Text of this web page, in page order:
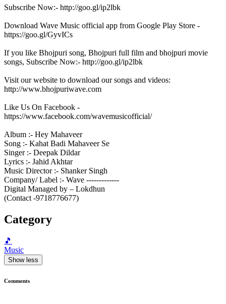
Subscribe Now:- http://goo.gl/ip2lbk
Download Wave Music official app from Google Play Store -
https://goo.gl/GyvICs
If you like Bhojpuri song, Bhojpuri full film and bhojpuri movie
songs, Subscribe Now:- http://goo.gl/ip2lbk
Visit our website to download our songs and videos:
http://www.bhojpuriwave.com
Like Us On Facebook -
https://www.facebook.com/wavemusicofficial/
Album :- Hey Mahaveer
Song :- Kahat Badi Mahaveer Se
Singer :- Deepak Dildar
Lyrics :- Jahid Akhtar
Music Director :- Shanker Singh
Company/ Label :- Wave -------------
Digital Managed by – Lokdhun
(Contact -9718776677)
Category
🎵
Music
Show less
Comments